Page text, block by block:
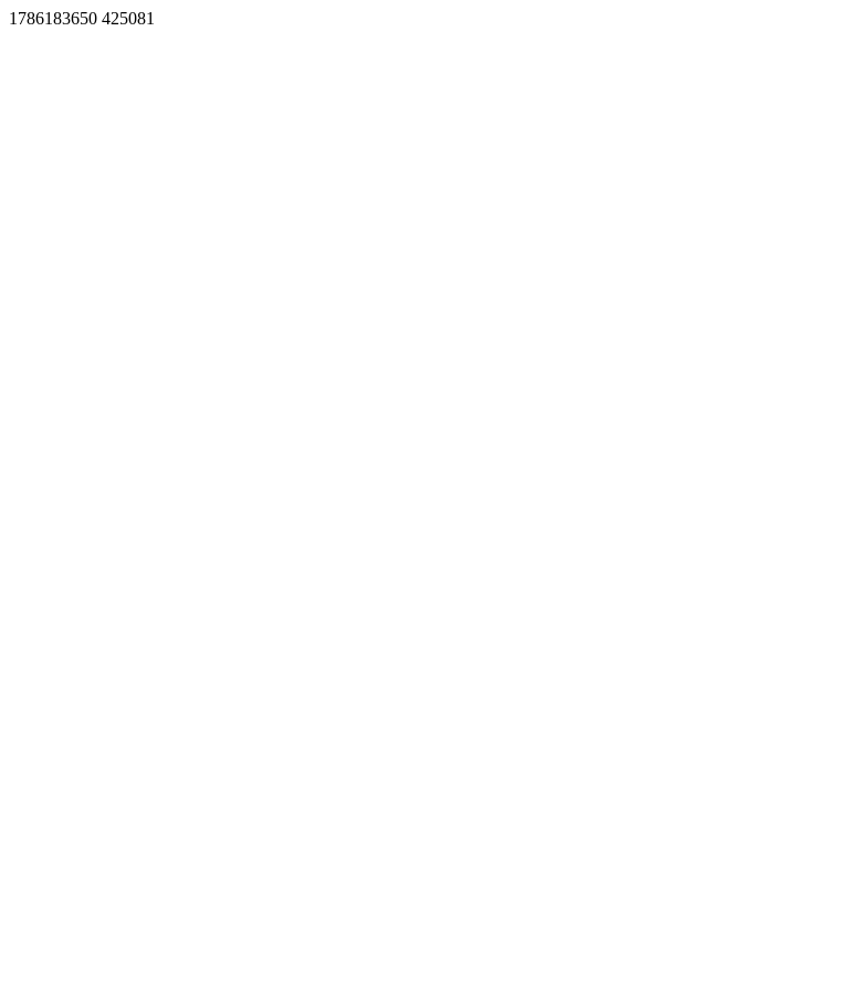
1786183650 425081